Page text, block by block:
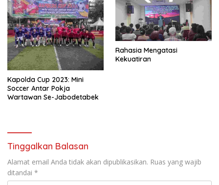
Kapolda Cup 2023: Mini
Soccer Antar Pokja
Wartawan Se-Jabodetabek
Rahasia Mengatasi
Kekuatiran
Tinggalkan Balasan
Alamat email Anda tidak akan dipublikasikan. Ruas yang wajib
ditandai *